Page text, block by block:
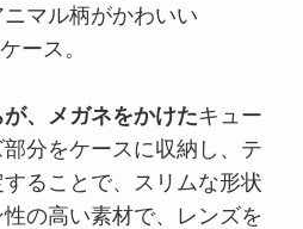
マル柄がかわいい
ース。
、メガネをかけたキュー
分をケースに収納し、テ
ることで、スリムな形状
の高い素材で、レンズを